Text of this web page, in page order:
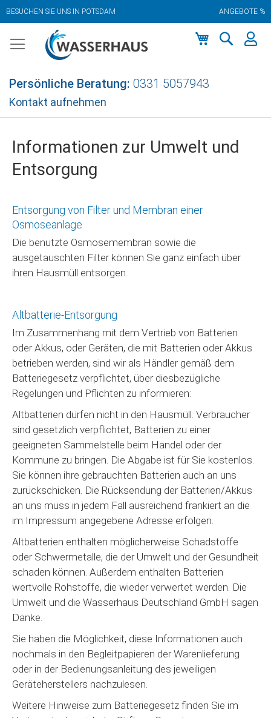
BESUCHEN SIE UNS IN POTSDAM ANGEBOTE %
Inhalt
Persönliche Beratung: 0331 5057943
Kontakt aufnehmen
Informationen zur Umwelt und
Entsorgung
Entsorgung von Filter und Membran einer
Osmoseanlage
Die benutzte Osmosemembran sowie die
ausgetauschten Filter können Sie ganz einfach über
ihren Hausmüll entsorgen.
Altbatterie-Entsorgung
Im Zusammenhang mit dem Vertrieb von Batterien
oder Akkus, oder Geräten, die mit Batterien oder Akkus
betrieben werden, sind wir als Händler gemäß dem
Batteriegesetz verpflichtet, über diesbezügliche
Regelungen und Pflichten zu informieren:
Altbatterien dürfen nicht in den Hausmüll. Verbraucher
sind gesetzlich verpflichtet, Batterien zu einer
geeigneten Sammelstelle beim Handel oder der
Kommune zu bringen. Die Abgabe ist für Sie kostenlos.
Sie können ihre gebrauchten Batterien auch an uns
zurückschicken. Die Rücksendung der Batterien/Akkus
an uns muss in jedem Fall ausreichend frankiert an die
im Impressum angegebene Adresse erfolgen.
Altbatterien enthalten möglicherweise Schadstoffe
oder Schwermetalle, die der Umwelt und der Gesundheit
schaden können. Außerdem enthalten Batterien
wertvolle Rohstoffe, die wieder verwertet werden. Die
Umwelt und die Wasserhaus Deutschland GmbH sagen
Danke.
Sie haben die Möglichkeit, diese Informationen auch
nochmals in den Begleitpapieren der Warenlieferung
oder in der Bedienungsanleitung des jeweiligen
Geräteherstellers nachzulesen.
Weitere Hinweise zum Batteriegesetz finden Sie im